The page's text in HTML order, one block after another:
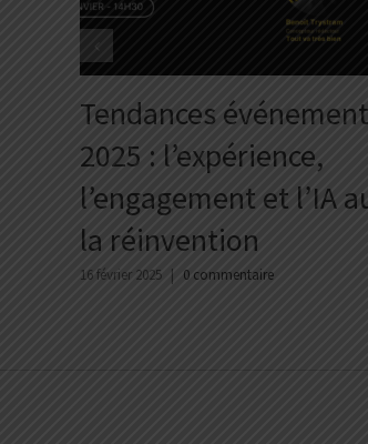
Tendances
2025 : l’expérience,
l’engagement et l’IA
la réinvention
16 février 2025 | 0 commentaire